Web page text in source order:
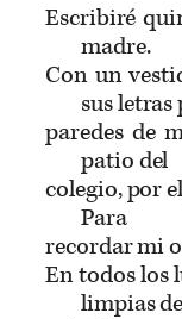
Escribiré
madre.
Con un
sus letras
paredes de
patio del
colegio, por
Para
recordar mi
En todos los
limpias de